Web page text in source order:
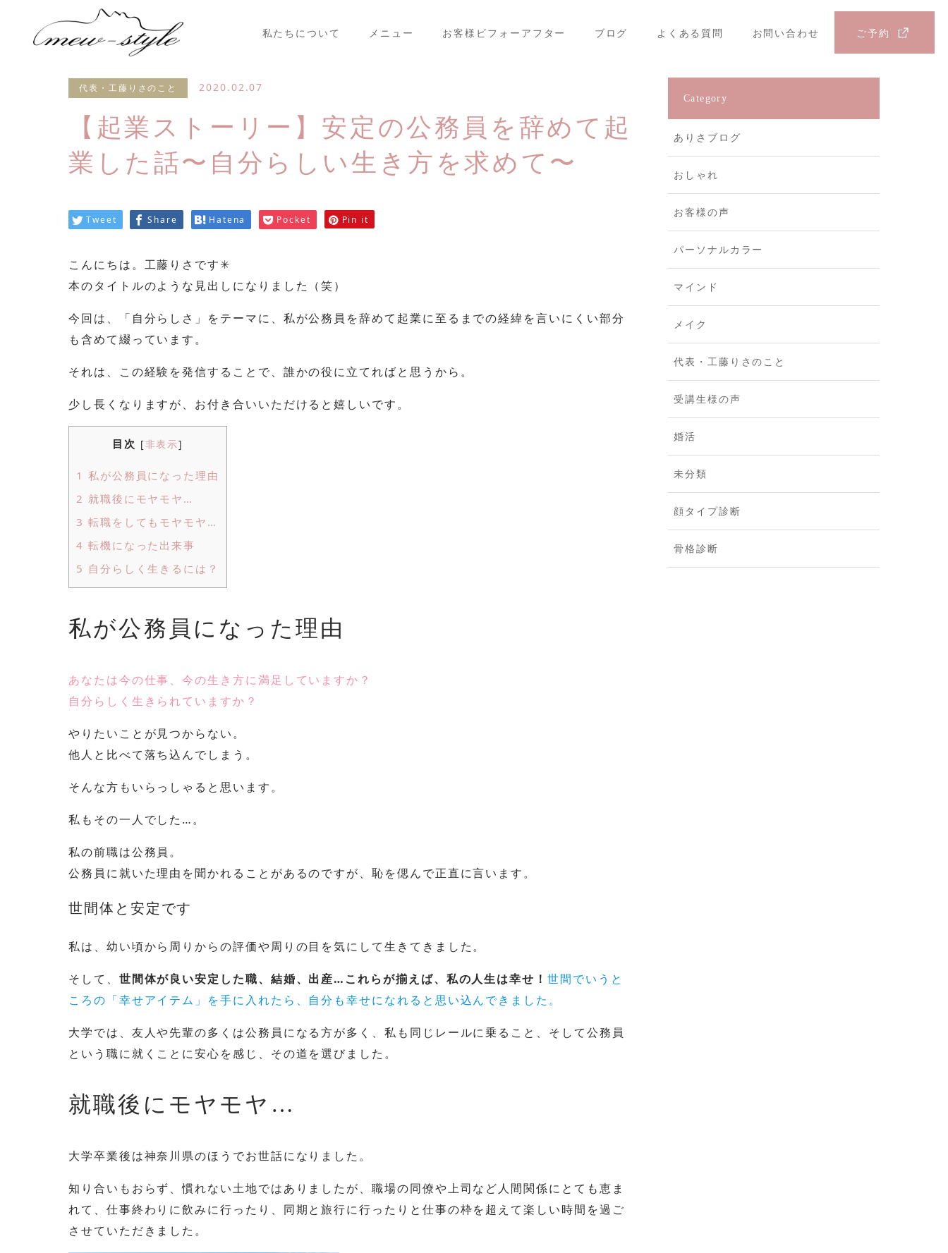
私たちについて メニュー お客様ビフォーアフター ブログ よくある質問 お問い合わせ ご予約
代表・工藤りさのこと 2020.02.07
【起業ストーリー】安定の公務員を辞めて起
業した話〜自分らしい生き方を求めて〜
Tweet Share Hatena Pocket Pin it
こんにちは。工藤りさです✳︎
本のタイトルのような見出しになりました（笑）
今回は、「自分らしさ」をテーマに、私が公務員を辞めて起業に至るまでの経緯を言いにくい部分
も含めて綴っています。
それは、この経験を発信することで、誰かの役に立てればと思うから。
少し長くなりますが、お付き合いいただけると嬉しいです。
目次 [非表示]
1 私が公務員になった理由
2 就職後にモヤモヤ…
3 転職をしてもモヤモヤ…
4 転機になった出来事
5 自分らしく生きるには？
私が公務員になった理由
あなたは今の仕事、今の生き方に満足していますか？
自分らしく生きられていますか？
やりたいことが見つからない。
他人と比べて落ち込んでしまう。
そんな方もいらっしゃると思います。
私もその一人でした…。
私の前職は公務員。
公務員に就いた理由を聞かれることがあるのですが、恥を偲んで正直に言います。
世間体と安定です
私は、幼い頃から周りからの評価や周りの目を気にして生きてきました。
そして、 世間体が良い安定した職、結婚、出産…これらが揃えば、私の人生は幸せ！ 世間でいうと
ころの「幸せアイテム」を手に入れたら、自分も幸せになれると思い込んできました。
大学では、友人や先輩の多くは公務員になる方が多く、私も同じレールに乗ること、そして公務員
という職に就くことに安心を感じ、その道を選びました。
就職後にモヤモヤ…
大学卒業後は神奈川県のほうでお世話になりました。
知り合いもおらず、慣れない土地ではありましたが、職場の同僚や上司など人間関係にとても恵ま
れて、仕事終わりに飲みに行ったり、同期と旅行に行ったりと仕事の枠を超えて楽しい時間を過ご
させていただきました。
Category
ありさブログ
おしゃれ
お客様の声
パーソナルカラー
マインド
メイク
代表・工藤りさのこと
受講生様の声
婚活
未分類
顔タイプ診断
骨格診断